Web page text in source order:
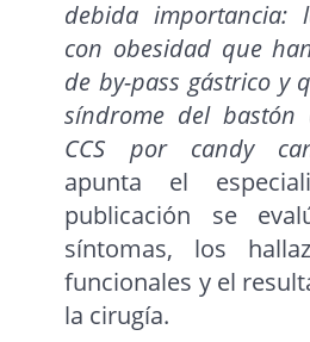
debida importancia:
con obesidad que
de by-pass gástrico y
síndrome del bastón
CCS por candy
apunta el
publicación se
síntomas, los
funcionales y el
la cirugía.